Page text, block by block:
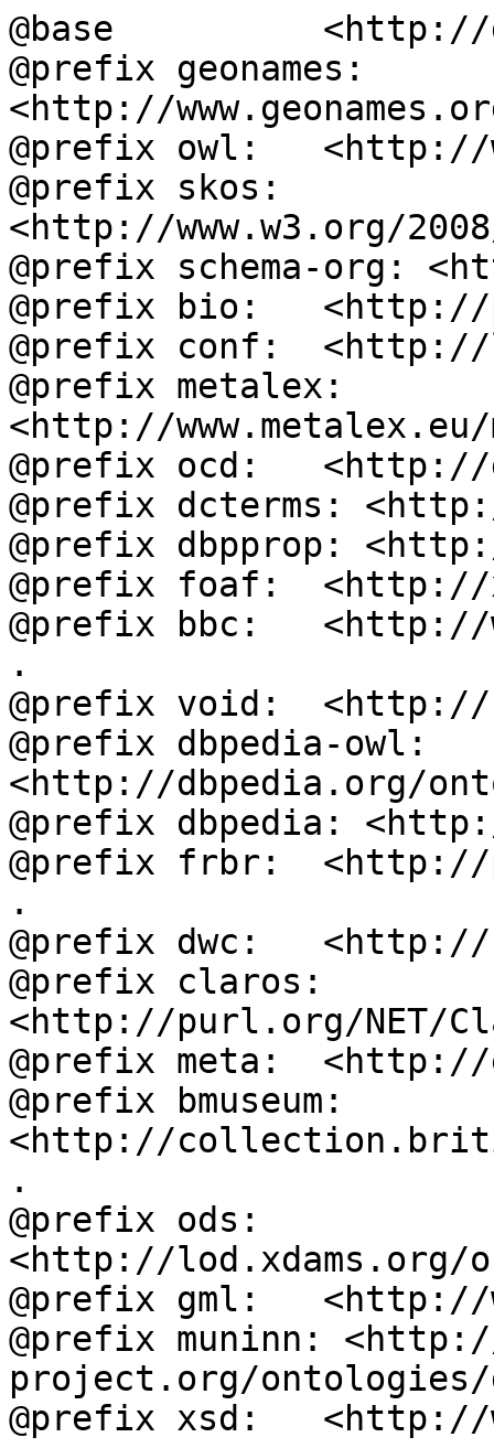
@base          <http://
@prefix geonames:
<http://
@prefix owl:   <http://
@prefix skos:
<http://www.w3.org/
@prefix schema-org:
@prefix bio:
@prefix conf:  <http://
@prefix metalex:
<http://
@prefix ocd:
@prefix dcterms:
@prefix dbpprop:
@prefix foaf:  <http://
@prefix bbc:   <http://
.
@prefix void:
@prefix dbpedia-owl:
<http://dbpedia.org/
@prefix dbpedia:
@prefix frbr:  <http://
.
@prefix dwc:
@prefix claros:
<http://purl.org/NET/
@prefix meta:  <http://
@prefix bmuseum:
<http://
.
@prefix ods:
<http://lod.xdams.org/
@prefix gml:   <http://
@prefix muninn:
project.org/ontologies/
@prefix xsd:   <http://